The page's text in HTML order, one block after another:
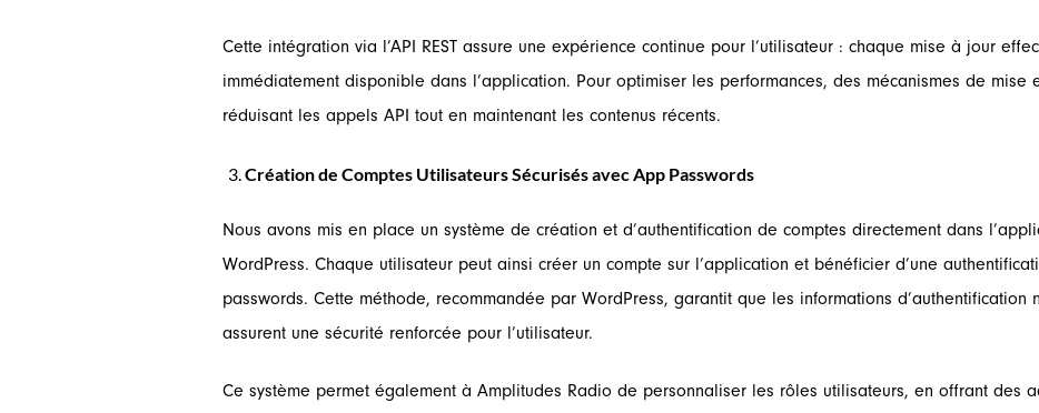
Cette intégration via l’API REST assure une expérience continue pour l’utilisateur : chaque mise à jour
immédiatement disponible dans l’application. Pour optimiser les performances, des mécanismes de mise
réduisant les appels API tout en maintenant les contenus récents.
Création de Comptes Utilisateurs Sécurisés avec App Passwords
Nous avons mis en place un système de création et d’authentification de comptes directement dans
WordPress. Chaque utilisateur peut ainsi créer un compte sur l’application et bénéficier d’une
passwords. Cette méthode, recommandée par WordPress, garantit que les informations d’authentification
assurent une sécurité renforcée pour l’utilisateur.
Ce système permet également à Amplitudes Radio de personnaliser les rôles utilisateurs, en offrant des